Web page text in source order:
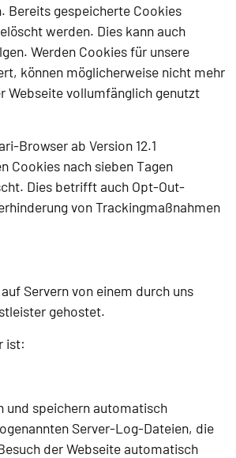
Bereits gespeicherte Cookies
werden. Dies kann auch
Werden Cookies für unsere
können möglicherweise nicht mehr
Webseite vollumfänglich genutzt
Browser ab Version 12.1
Cookies nach sieben Tagen
Dies betrifft auch Opt-Out-
von Trackingmaßnahmen
Servern von einem durch uns
gehostet.
ist:
und speichern automatisch
Server-Log-Dateien, die
der Webseite automatisch